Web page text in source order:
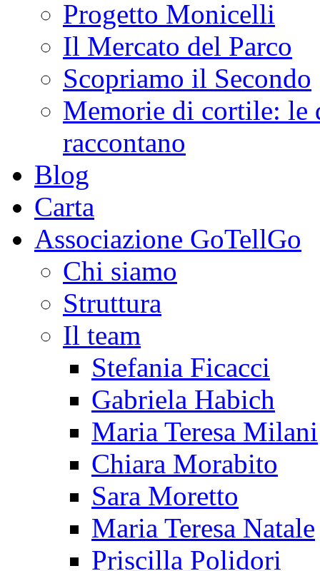
Progetto Monicelli
Il Mercato del Parco
Scopriamo il Secondo
Memorie di cortile: le
raccontano
Blog
Carta
Associazione GoTellGo
Chi siamo
Struttura
Il team
Stefania Ficacci
Gabriela Habich
Maria Teresa Milani
Chiara Morabito
Sara Moretto
Maria Teresa Natale
Priscilla Polidori